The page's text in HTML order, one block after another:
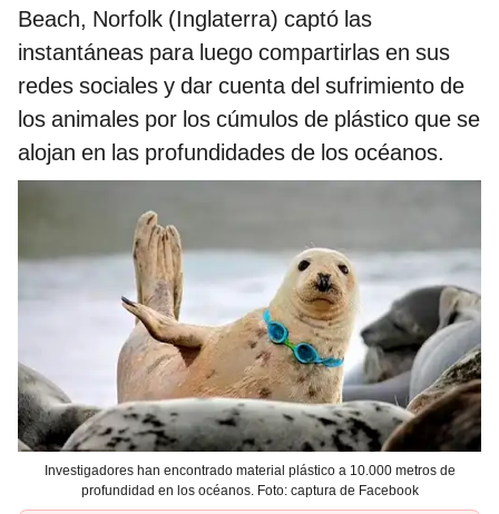
Beach, Norfolk (Inglaterra) captó las
instantáneas para luego compartirlas en sus
redes sociales y dar cuenta del sufrimiento de
los animales por los cúmulos de plástico que se
alojan en las profundidades de los océanos.
Investigadores han encontrado material plástico a 10.000 metros de
profundidad en los océanos. Foto: captura de Facebook